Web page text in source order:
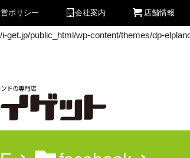
get.jp/public_html/wp-content/themes/dp-
get.jp/public_html/wp-content/themes/dp-
ポリシー 会社案内 店舗情報